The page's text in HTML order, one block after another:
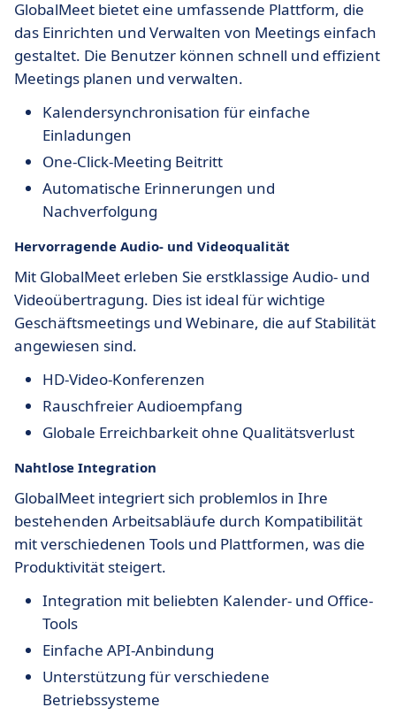
GlobalMeet bietet eine umfassende Plattform, die
das Einrichten und Verwalten von Meetings einfach
gestaltet. Die Benutzer können schnell und effizient
Meetings planen und verwalten.
Kalendersynchronisation für einfache
Einladungen
One-Click-Meeting Beitritt
Automatische Erinnerungen und
Nachverfolgung
Hervorragende Audio- und Videoqualität
Mit GlobalMeet erleben Sie erstklassige Audio- und
Videoübertragung. Dies ist ideal für wichtige
Geschäftsmeetings und Webinare, die auf Stabilität
angewiesen sind.
HD-Video-Konferenzen
Rauschfreier Audioempfang
Globale Erreichbarkeit ohne Qualitätsverlust
Nahtlose Integration
GlobalMeet integriert sich problemlos in Ihre
bestehenden Arbeitsabläufe durch Kompatibilität
mit verschiedenen Tools und Plattformen, was die
Produktivität steigert.
Integration mit beliebten Kalender- und Office-
Tools
Einfache API-Anbindung
Unterstützung für verschiedene
Betriebssysteme